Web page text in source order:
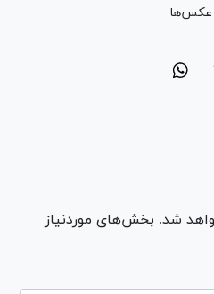
عکس‌ها
شد. بخش‌های موردنیاز